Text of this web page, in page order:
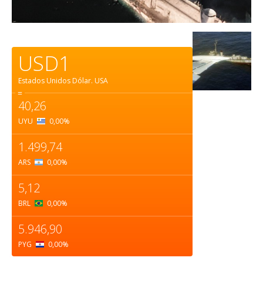
USD1
Estados Unidos Dólar. USA
=
40,26
UYU 0,00%
1.499,74
ARS 0,00%
5,12
BRL 0,00%
5.946,90
PYG 0,00%